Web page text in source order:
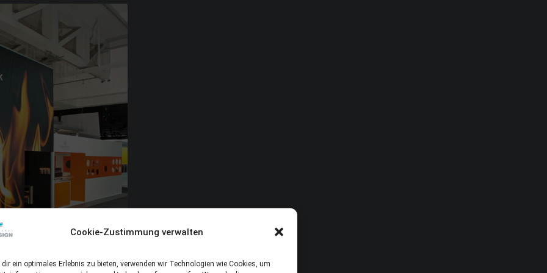
Cookie-Zustimmung verwalten
dir ein optimales Erlebnis zu bieten, verwenden wir Technologien wie Cookies, um